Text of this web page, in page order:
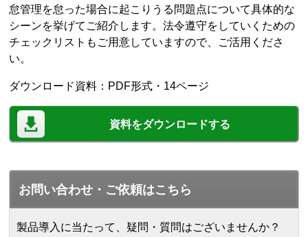
怠管理を怠った場合に起こりうる問題点について具体的な
シーンを挙げてご紹介します。法令遵守をしていくための
チェックリストもご用意していますので、ご活用くださ
い。
ダウンロード資料：PDF形式・14ページ
資料をダウンロードする
お問い合わせ・ご依頼はこちら
製品導入に当たって、疑問・質問はございませんか？